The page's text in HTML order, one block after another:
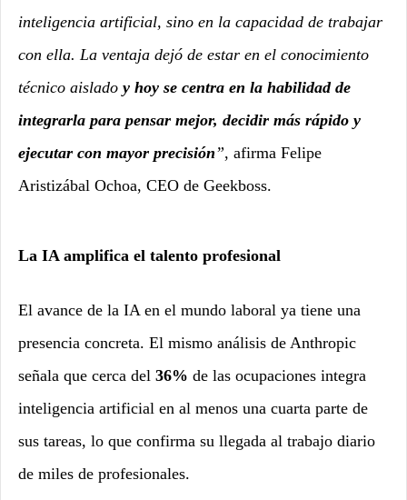
inteligencia artificial, sino en la capacidad de trabajar
con ella. La ventaja dejó de estar en el conocimiento
técnico aislado y hoy se centra en la habilidad de
integrarla para pensar mejor, decidir más rápido y
ejecutar con mayor precisión”, afirma Felipe
Aristizábal Ochoa, CEO de Geekboss.
La IA amplifica el talento profesional
El avance de la IA en el mundo laboral ya tiene una
presencia concreta. El mismo análisis de Anthropic
señala que cerca del 36% de las ocupaciones integra
inteligencia artificial en al menos una cuarta parte de
sus tareas, lo que confirma su llegada al trabajo diario
de miles de profesionales.